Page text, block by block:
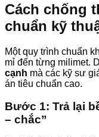
Cách chống
chuẩn kỹ
Một quy trình chuẩn
mỉ đến từng milimet.
cạnh mà các kỹ sư
án tiêu chuẩn cao.
Bước 1: Trả lại
– chắc”